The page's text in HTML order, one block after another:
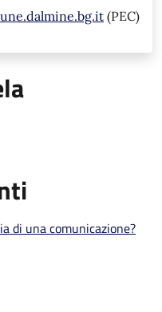
(PEC)
di una comunicazione?